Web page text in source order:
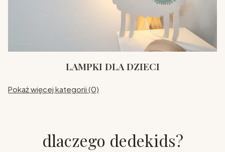
LAMPKI DLA DZIECI
Pokaż więcej kategorii (0)
dlaczego dedekids?